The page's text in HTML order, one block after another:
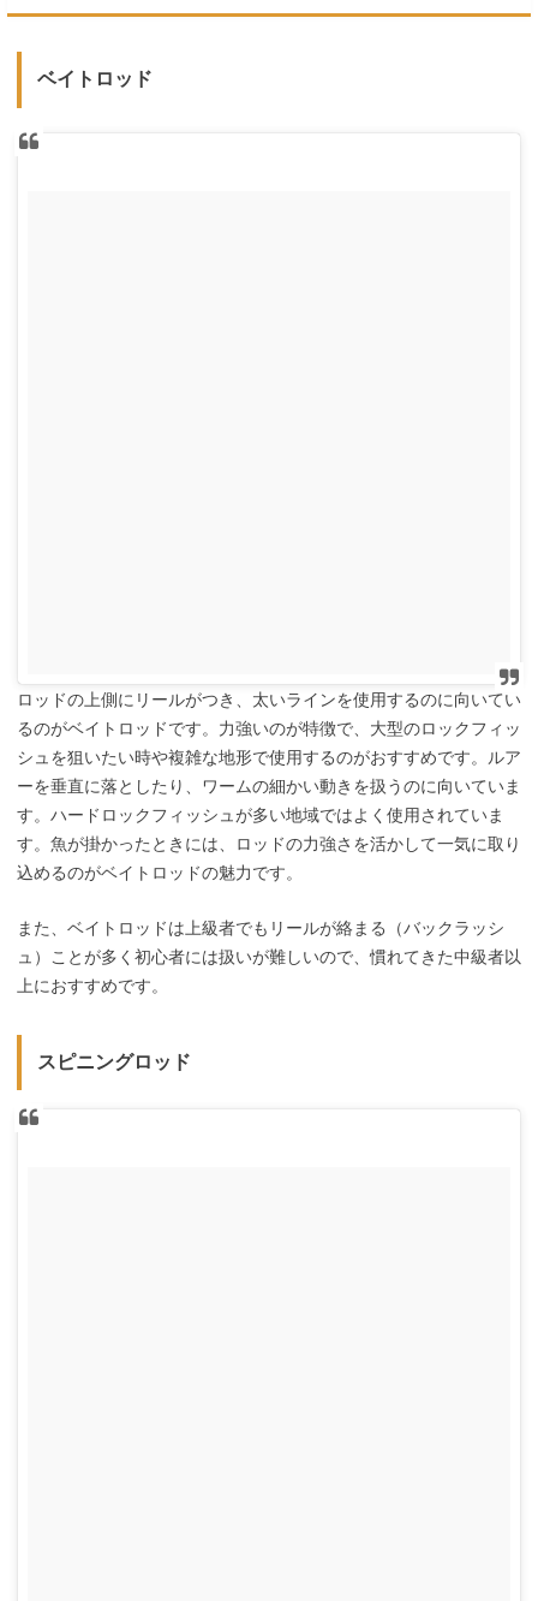
ベイトロッド
ロッドの上側にリールがつき、太いラインを使用するのに向いてい
るのがベイトロッドです。力強いのが特徴で、大型のロックフィッ
シュを狙いたい時や複雑な地形で使用するのがおすすめです。ルア
ーを垂直に落としたり、ワームの細かい動きを扱うのに向いていま
す。ハードロックフィッシュが多い地域ではよく使用されていま
す。魚が掛かったときには、ロッドの力強さを活かして一気に取り
込めるのがベイトロッドの魅力です。
また、ベイトロッドは上級者でもリールが絡まる（バックラッシ
ュ）ことが多く初心者には扱いが難しいので、慣れてきた中級者以
上におすすめです。
スピニングロッド